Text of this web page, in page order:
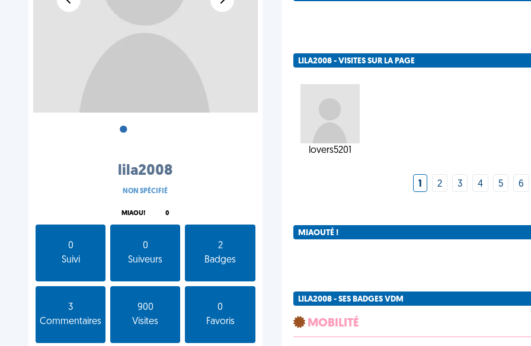
•
lila2008
NON SPÉCIFIÉ
MIAOU! 0
0
Suivi
0
Suiveurs
2
Badges
3
Commentaires
900
Visites
0
Favoris
LILA2008 - VISITES SUR LA PAGE
lovers5201
1 2 3 4 5 6
MIAOUTÉ !
LILA2008 - SES BADGES VDM
MOBILITÉ